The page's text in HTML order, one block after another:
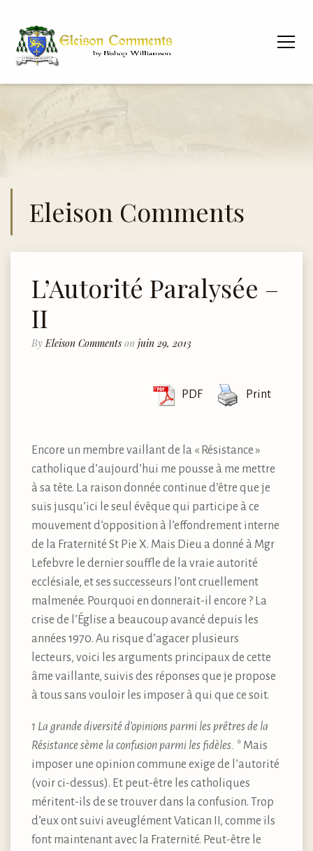
Eleison Comments
L’Autorité Paralysée –
II
By Eleison Comments on juin 29, 2013
PDF Print
Encore un membre vaillant de la « Résistance »
catholique d’aujourd’hui me pousse à me mettre
à sa tête. La raison donnée continue d’être que je
suis jusqu’ici le seul évêque qui participe à ce
mouvement d’opposition à l’effondrement interne
de la Fraternité St Pie X. Mais Dieu a donné à Mgr
Lefebvre le dernier souffle de la vraie autorité
ecclésiale, et ses successeurs l’ont cruellement
malmenée. Pourquoi en donnerait-il encore ? La
crise de l’Église a beaucoup avancé depuis les
années 1970. Au risque d’agacer plusieurs
lecteurs, voici les arguments principaux de cette
âme vaillante, suivis des réponses que je propose
à tous sans vouloir les imposer à qui que ce soit.
1 La grande diversité d’opinions parmi les prêtres de la
Résistance sème la confusion parmi les fidèles. * Mais
imposer une opinion commune exige de l’autorité
(voir ci-dessus). Et peut-être les catholiques
méritent-ils de se trouver dans la confusion. Trop
d’eux ont suivi aveuglément Vatican II, comme ils
font maintenant avec la Fraternité. Peut-être le